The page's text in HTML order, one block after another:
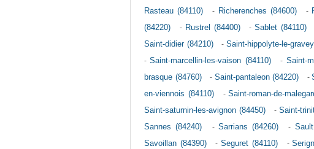
Rasteau (84110)
- Richerenches (84600) -
(84220)
- Rustrel (84400) -Sablet (84110)
Saint-didier (84210)
-Saint-hippolyte-le-
-Saint-marcellin-les-vaison (84110) - Saint-
brasque (84760)
- Saint-pantaleon (84220) -
en-viennois (84110)
-Saint-roman-de-
Saint-saturnin-les-avignon (84450)
- Saint-
Sannes (84240)
- Sarrians (84260) -
Savoillan (84390)
-Seguret (84110) -